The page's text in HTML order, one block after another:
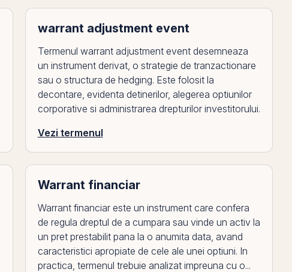
warrant adjustment event
Termenul warrant adjustment event desemneaza
un instrument derivat, o strategie de tranzactionare
sau o structura de hedging. Este folosit la
decontare, evidenta detinerilor, alegerea optiunilor
corporative si administrarea drepturilor investitorului.
Vezi termenul
Warrant financiar
Warrant financiar este un instrument care confera
de regula dreptul de a cumpara sau vinde un activ la
un pret prestabilit pana la o anumita data, avand
caracteristici apropiate de cele ale unei optiuni. In
practica, termenul trebuie analizat impreuna cu o...